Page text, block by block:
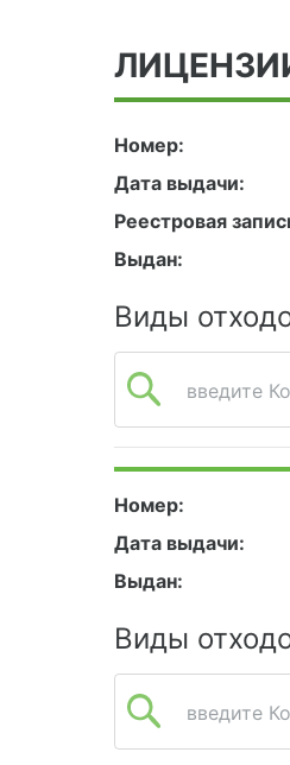
Номер:
Дата выдачи:
Реестровая
Выдан:
Виды
введите
Номер:
Дата выдачи:
Выдан:
Виды
введите